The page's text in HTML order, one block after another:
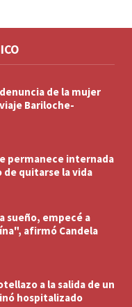
de la mujer
Bariloche-
permanece internada
quitarse la vida
sueño, empecé a
afirmó Candela
a la salida de un
hospitalizado